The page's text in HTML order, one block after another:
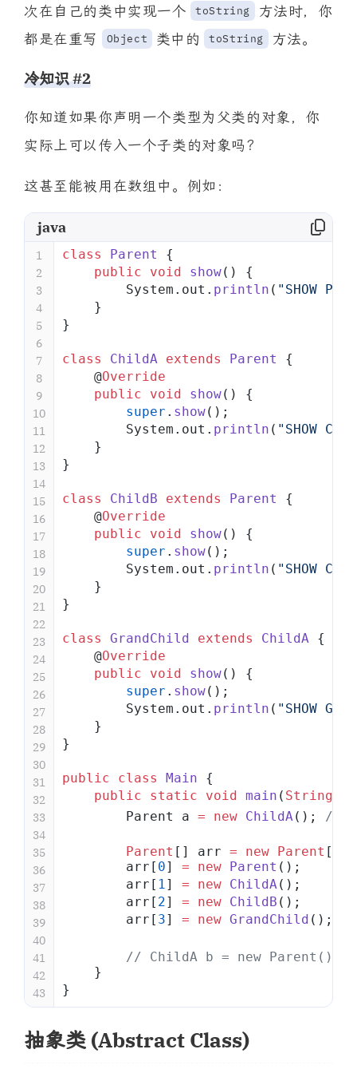
次在自己的类中实现一个 toString
方法时，你
都是在重写
Object 类中的 toString 方法。
冷知识 #2
你知道如果你声明一个类型为父类的对象，你
实际上可以传入一个子类的对象吗？
这甚至能被用在数组中。例如：
java
class Parent
{
    public
void show() {
        System.out.
println ( "SHOW
    }
}
class ChildA extends Parent
{
    @
Override
    public
void show() {
        super
. show();
        System.out.
println ( "SHOW
    }
}
class ChildB extends Parent
{
    @
Override
    public
void show() {
        super
. show();
        System.out.
println ( "SHOW
    }
}
class GrandChild extends ChildA {
    @
Override
    public
void show() {
        super
. show();
        System.out.
println ( "SHOW
    }
}
public class Main {
    public
static void main ( String
        Parent a
= new ChildA(); // 这
        Parent
[] arr = new Parent [
        arr[
0] = new Parent ();
        arr[
1] = new ChildA();
        arr[
2] = new ChildB ();
        arr[
3] = new GrandChild ();
        // ChildA b = new Parent();
    }
}
1
2
3
4
5
6
7
8
9
10
11
12
13
14
15
16
17
18
19
20
21
22
23
24
25
26
27
28
29
30
31
32
33
34
35
36
37
38
39
40
41
42
43
抽象类 (Abstract Class)